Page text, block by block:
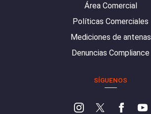
Área Comercial
Políticas Comerciales
Mediciones de antenas
Denuncias Compliance
SÍGUENOS